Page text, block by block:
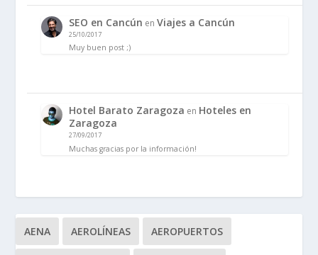
SEO en Cancún enViajes a Cancún
25/10/2017
Muy buen post ;)
Hotel Barato Zaragoza en Hoteles en
Zaragoza
27/09/2017
Muchas gracias por la información!
AENA AEROLÍNEAS AEROPUERTOS